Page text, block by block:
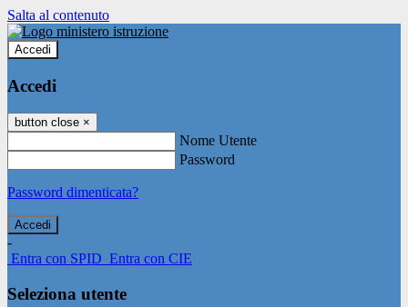
Salta al contenuto
Accedi
Accedi
button close ×
Nome Utente
Password
Password dimenticata?
-
Entra con SPID Entra con CIE
Seleziona utente